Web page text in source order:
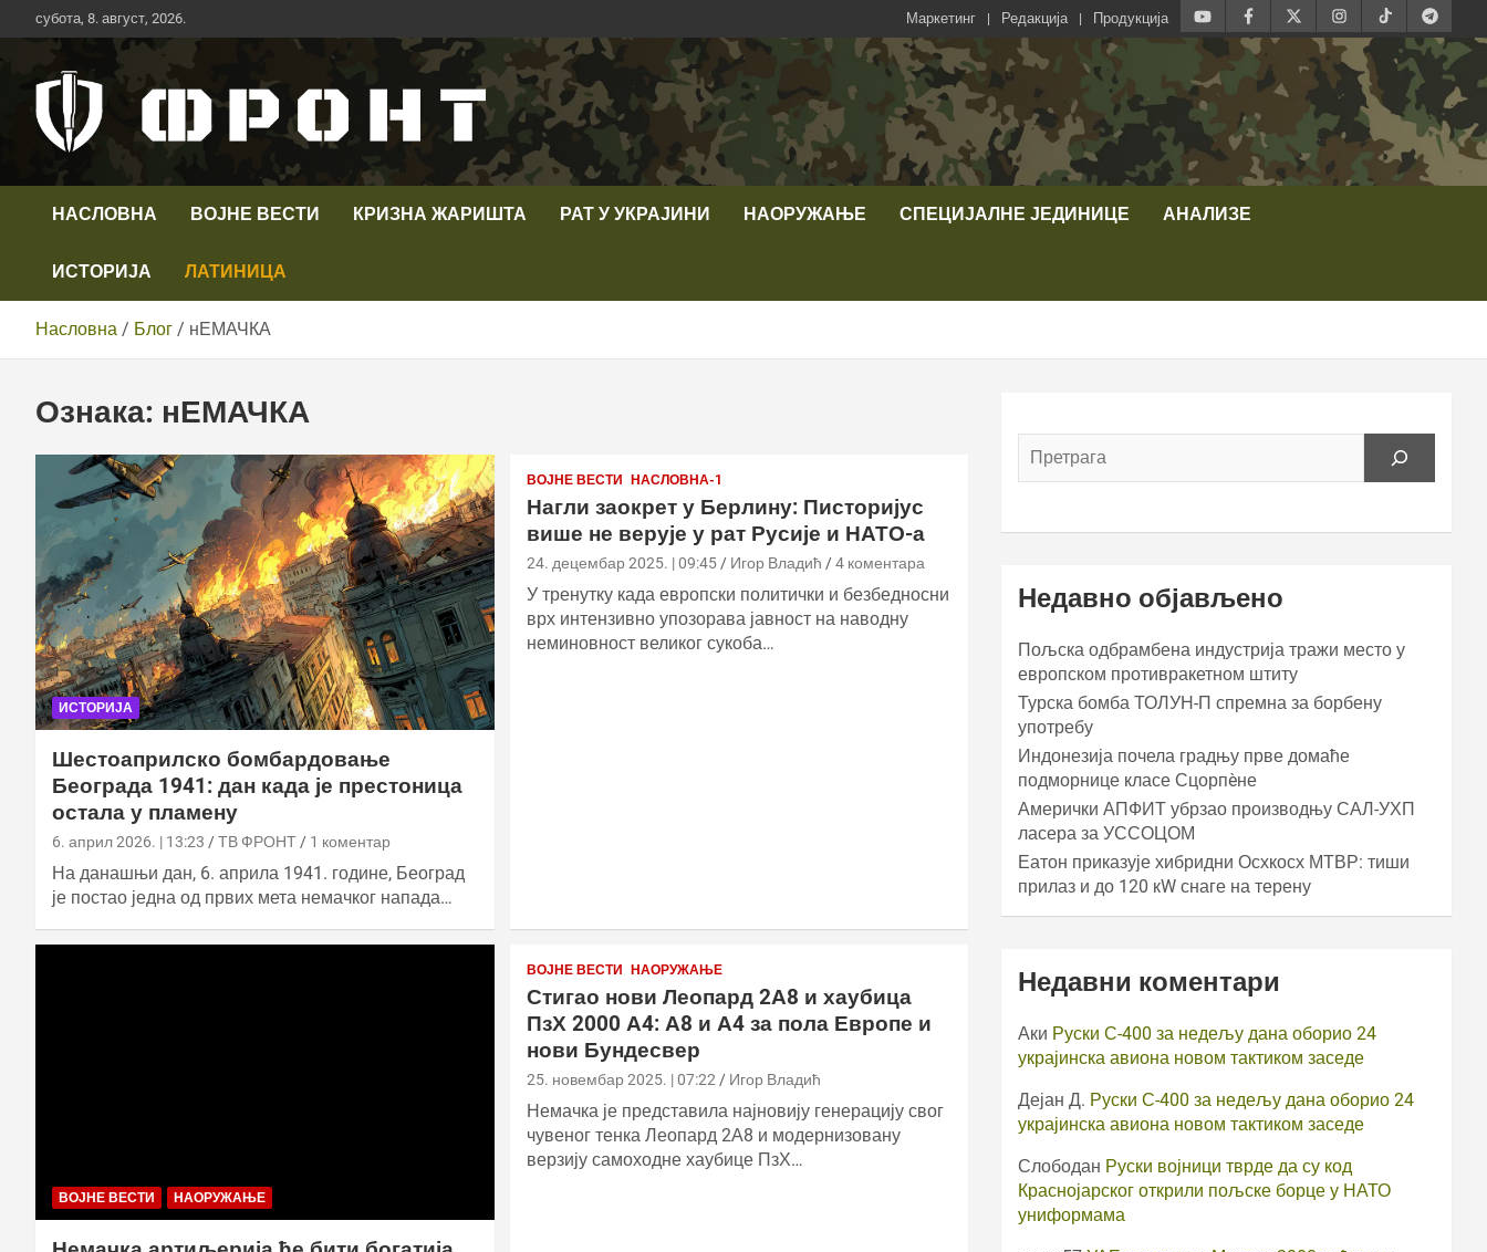
Скип
то
субота, 8. август, 2026. Маркетинг Редакција Продукција
Телевизија ФРОНТ
НАСЛОВНА ВОЈНЕ ВЕСТИ КРИЗНА ЖАРИШТА РАТ У УКРАЈИНИ НАОРУЖАЊЕ СПЕЦИЈАЛНЕ ЈЕДИНИЦЕ АНАЛИЗЕ
ИСТОРИЈА ЛАТИНИЦА
Насловна Блог нЕМАЧКА
Ознака: нЕМАЧКА
ИСТОРИЈА
Шестоаприлско бомбардовање
Београда 1941: дан када је престоница
остала у пламену
6. април 2026. | 13:23 ТВ ФРОНТ 1 коментар
На данашњи дан, 6. априла 1941. године, Београд
је постао једна од првих мета немачког напада…
ВОЈНЕ ВЕСТИ НАСЛОВНА-1
Нагли заокрет у Берлину: Писторијус
више не верује у рат Русије и НАТО-а
24. децембар 2025. | 09:45 Игор Владић 4 коментара
У тренутку када европски политички и безбедносни
врх интензивно упозорава јавност на наводну
неминовност великог сукоба…
ВОЈНЕ ВЕСТИ НАОРУЖАЊЕ
ВОЈНЕ ВЕСТИ НАОРУЖАЊЕ
Стигао нови Леопард 2А8 и хаубица
ПзХ 2000 А4: А8 и А4 за пола Европе и
нови Бундесвер
25. новембар 2025. | 07:22 Игор Владић
Немачка је представила најновију генерацију свог
чувеног тенка Леопард 2А8 и модернизовану
верзију самоходне хаубице ПзХ…
Недавно објављено
Пољска одбрамбена индустрија тражи место у
европском противракетном штиту
Турска бомба ТОЛУН-П спремна за борбену
употребу
Индонезија почела градњу прве домаће
подморнице класе Сцорпèне
Амерички АПФИТ убрзао производњу САЛ-УХП
ласера за УССОЦОМ
Еатон приказује хибридни Осхкосх МТВР: тиши
прилаз и до 120 кW снаге на терену
Недавни коментари
Аки Руски С-400 за недељу дана оборио 24
украјинска авиона новом тактиком заседе
Дејан Д. Руски С-400 за недељу дана оборио 24
украјинска авиона новом тактиком заседе
Слободан Руски војници тврде да су код
Краснојарског открили пољске борце у НАТО
униформама